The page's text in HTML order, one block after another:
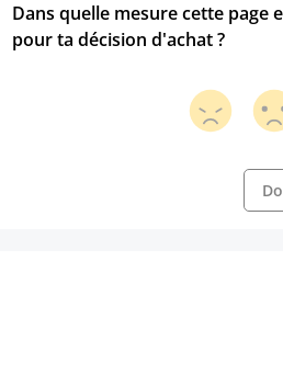
Dans quelle mesure cette page
pour ta décision d'achat ?